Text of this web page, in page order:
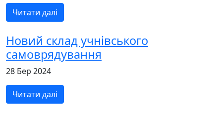
Читати далі
Новий склад учнівського
самоврядування
28 Бер 2024
Читати далі